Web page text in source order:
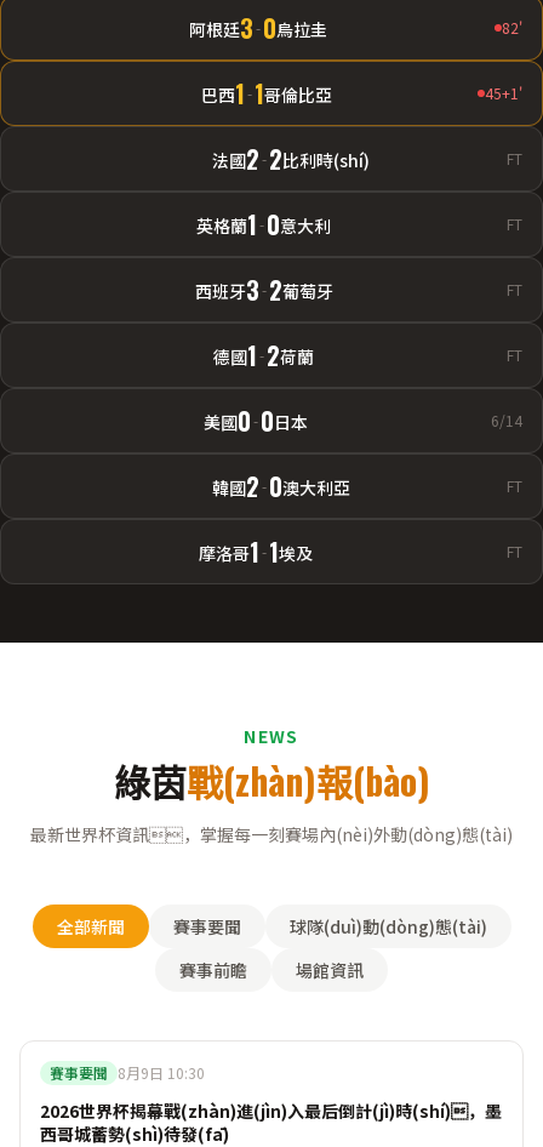
阿根廷3- 0烏拉圭 82'
巴西1- 1哥倫比亞 45+1'
法國2- 2比利時(shí) FT
英格蘭1-0意大利 FT
西班牙3- 2葡萄牙 FT
德國1-2荷蘭 FT
美國0-0日本 6/14
韓國2- 0澳大利亞 FT
摩洛哥1- 1埃及 FT
NEWS
綠茵戰(zhàn)報(bào)
最新世界杯資訊，掌握每一刻賽場內(nèi)外動(dòng)態(tài)
全部新聞 賽事要聞
球隊(duì)動(dòng)態(tài)
賽事前瞻
場館資訊
賽事要聞 8月9日 10:30
2026世界杯揭幕戰(zhàn)進(jìn)入最后倒計(jì)時(shí)，墨
西哥城蓄勢(shì)待發(fā)